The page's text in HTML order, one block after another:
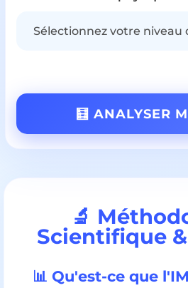
🧮 ANALYSER
🔬
Scientifique
📊 Qu'est-ce que